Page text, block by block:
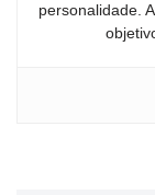
personalidade.